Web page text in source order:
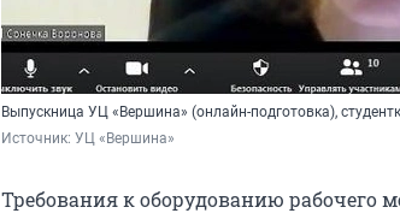
Выпускница УЦ «Вершина» (онлайн-подготовка),
Источник: УЦ «Вершина»
Требования к оборудованию рабочего